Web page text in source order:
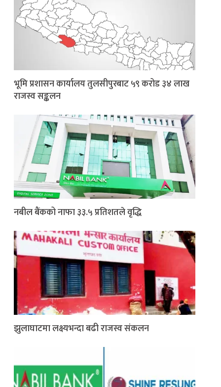
भूमि प्रशासन कार्यालय तुलसीपुरबाट ५९ करोड ३४ लाख
राजस्व सङ्कलन
नबील बैंकको नाफा ३३.५ प्रतिशतले वृद्धि
झुलाघाटमा लक्ष्यभन्दा बढी राजस्व संकलन